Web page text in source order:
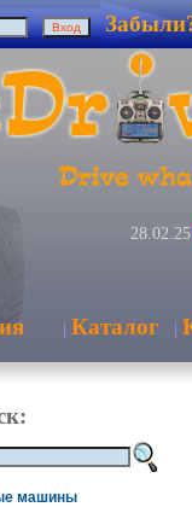
28.02.25
| Каталог |
машины